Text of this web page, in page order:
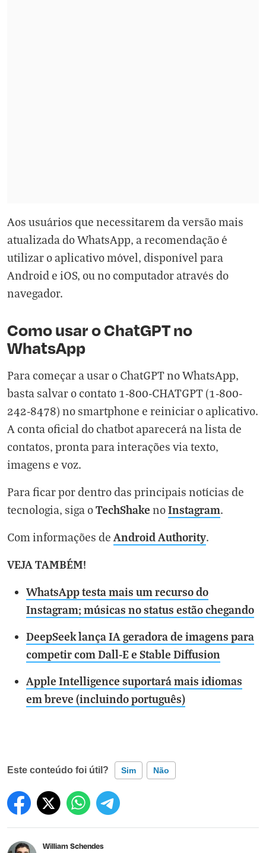
Aos usuários que necessitarem da versão mais
atualizada do WhatsApp, a recomendação é
utilizar o aplicativo móvel, disponível para
Android e iOS, ou no computador através do
navegador.
Como usar o ChatGPT no
WhatsApp
Para começar a usar o ChatGPT no WhatsApp,
basta salvar o contato 1-800-CHATGPT (1-800-
242-8478) no smartphone e reiniciar o aplicativo.
A conta oficial do chatbot aparecerá na lista de
contatos, pronta para interações via texto,
imagens e voz.
Para ficar por dentro das principais notícias de
tecnologia, siga oTechShake noInstagram.
Com informações de Android Authority.
VEJA TAMBÉM!
WhatsApp testa mais um recurso do
Instagram; músicas no status estão chegando
DeepSeek lança IA geradora de imagens para
competir com Dall-E e Stable Diffusion
Apple Intelligence suportará mais idiomas
em breve (incluindo português)
Este conteúdo foi útil? Sim Não
Este conteúdo contém informação incorreta
Este conteúdo não tem a informação que procuro
William Schendes